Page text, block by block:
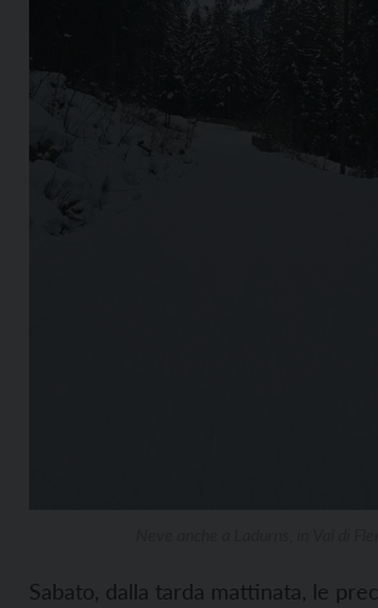
Sabato, dalla tarda mattinata, le